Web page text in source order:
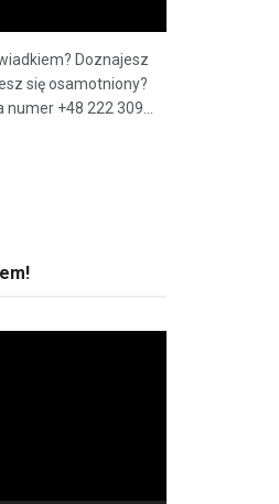
Doznajesz
się osamotniony?
+48 222 309...